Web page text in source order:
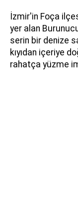
İzmir'in Foça
yer alan
serin bir denize
kıyıdan içeriye
rahatça yüzme